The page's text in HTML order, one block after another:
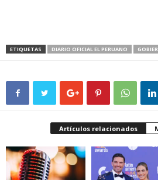
ETIQUETAS DIARIO OFICIAL EL PERUANO
Artículos relacionados